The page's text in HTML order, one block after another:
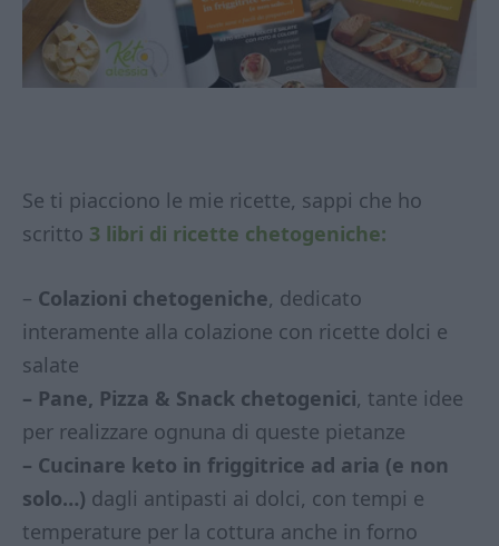
Se ti piacciono le mie ricette, sappi che ho
scritto 3 libri di ricette chetogeniche:
– Colazioni chetogeniche, dedicato
interamente alla colazione con ricette dolci e
salate
– Pane, Pizza & Snack chetogenici, tante idee
per realizzare ognuna di queste pietanze
– Cucinare keto in friggitrice ad aria (e non
solo…) dagli antipasti ai dolci, con tempi e
temperature per la cottura anche in forno